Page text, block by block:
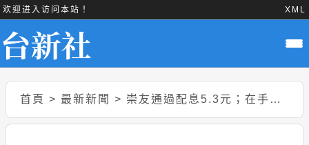
欢迎进入访问本站！ XML
首頁 > 最新新聞 > 崇友通過配息5.3元；在手訂單站穩逾百億水準